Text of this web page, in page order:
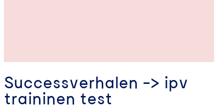
Successverhalen -> ipv
traininen test